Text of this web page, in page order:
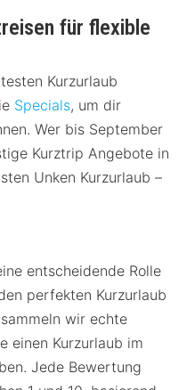
für flexible
Kurzurlaub
Specials, um dir
Wer bis September
Kurztrip Angebote in
Unken Kurzurlaub –
entscheidende Rolle
perfekten Kurzurlaub
wir echte
einen Kurzurlaub im
Jede Bewertung